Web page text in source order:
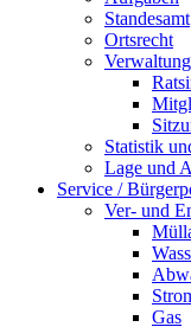
Standesamt
Ortsrecht
Statistik
Lage und
Service /
Ver- und
Gas